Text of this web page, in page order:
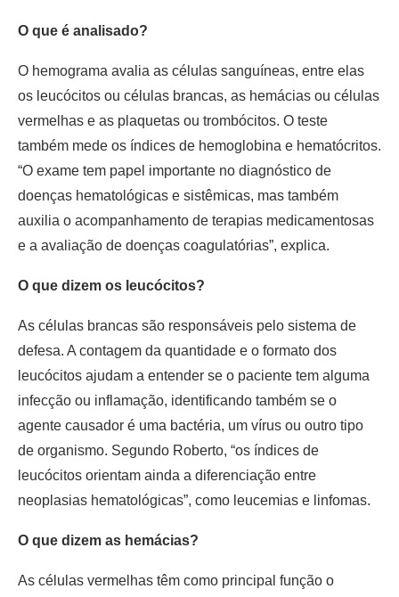
O que é analisado?
O hemograma avalia as células sanguíneas, entre elas
os leucócitos ou células brancas, as hemácias ou células
vermelhas e as plaquetas ou trombócitos. O teste
também mede os índices de hemoglobina e hematócritos.
“O exame tem papel importante no diagnóstico de
doenças hematológicas e sistêmicas, mas também
auxilia o acompanhamento de terapias medicamentosas
e a avaliação de doenças coagulatórias”, explica.
O que dizem os leucócitos?
As células brancas são responsáveis pelo sistema de
defesa. A contagem da quantidade e o formato dos
leucócitos ajudam a entender se o paciente tem alguma
infecção ou inflamação, identificando também se o
agente causador é uma bactéria, um vírus ou outro tipo
de organismo. Segundo Roberto, “os índices de
leucócitos orientam ainda a diferenciação entre
neoplasias hematológicas”, como leucemias e linfomas.
O que dizem as hemácias?
As células vermelhas têm como principal função o